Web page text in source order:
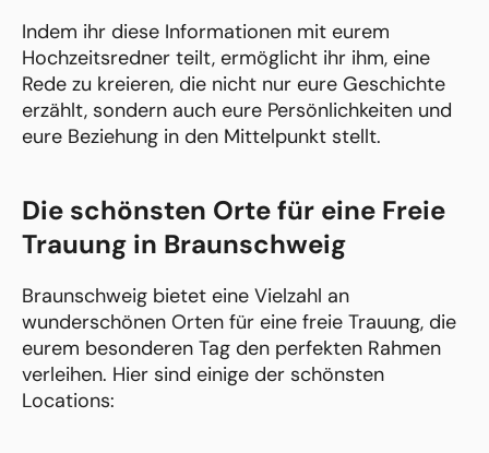
Indem ihr diese Informationen mit eurem
Hochzeitsredner teilt, ermöglicht ihr ihm, eine
Rede zu kreieren, die nicht nur eure Geschichte
erzählt, sondern auch eure Persönlichkeiten und
eure Beziehung in den Mittelpunkt stellt.
Die schönsten Orte für eine Freie
Trauung in Braunschweig
Braunschweig bietet eine Vielzahl an
wunderschönen Orten für eine freie Trauung, die
eurem besonderen Tag den perfekten Rahmen
verleihen. Hier sind einige der schönsten
Locations: